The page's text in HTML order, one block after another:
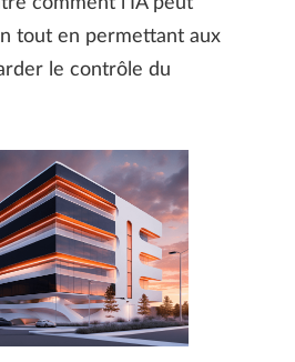
tout en permettant aux
le contrôle du